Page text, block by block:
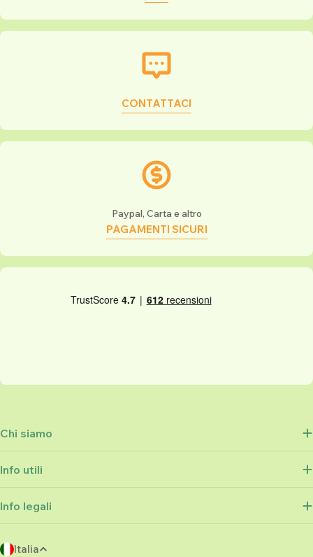
CONTATTACI
Paypal, Carta e altro
PAGAMENTI SICURI
Chi siamo
Info utili
Info legali
P Italia